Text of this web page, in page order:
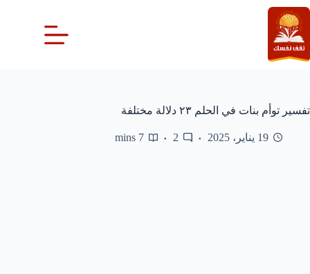
التجاوز
إلى
المحتوى
تفسير توأم بنات في الحلم ٢٣ دلالة مختلفة
19 يناير، 2025 2
7 mins